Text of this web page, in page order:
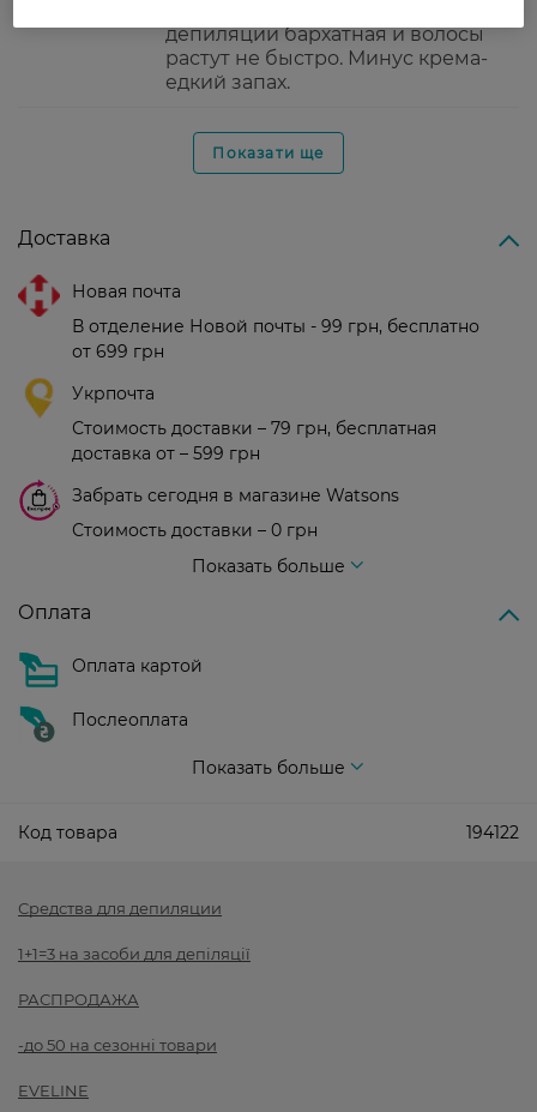
депиляции бархатная и волосы
растут не быстро. Минус крема-
едкий запах.
Показати ще
Доставка
Новая почта
В отделение Новой почты - 99 грн, бесплатно
от 699 грн
Укрпочта
Стоимость доставки – 79 грн, бесплатная
доставка от – 599 грн
Забрать сегодня в магазине Watsons
Стоимость доставки – 0 грн
Показать больше
Оплата
Оплата картой
Послеоплата
Показать больше
Код товара 194122
Средства для депиляции
1+1=3 на засоби для депіляції
РАСПРОДАЖА
-до 50 на сезонні товари
EVELINE